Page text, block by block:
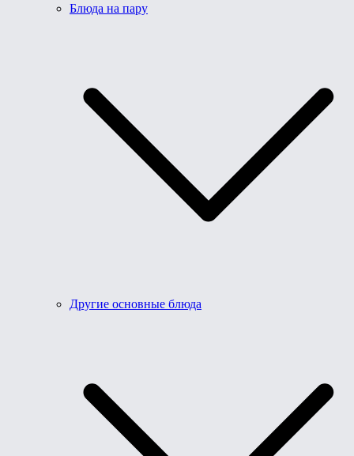
Блюда на пару
Другие основные блюда